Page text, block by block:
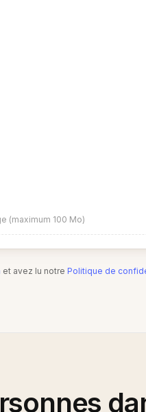
(maximum 100 Mo)
et avez lu notre Politique de